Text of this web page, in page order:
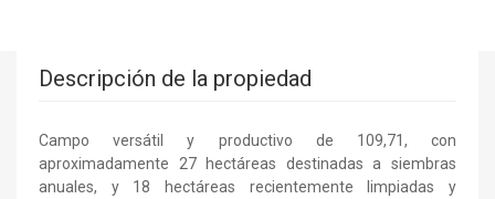
Descripción de la propiedad
Campo versátil y productivo de 109,71, con
aproximadamente 27 hectáreas destinadas a siembras
anuales, y 18 hectáreas recientemente limpiadas y